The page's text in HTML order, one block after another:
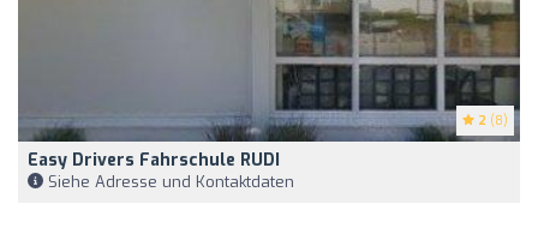
2 (8)
Easy Drivers Fahrschule RUDI
Siehe Adresse und Kontaktdaten